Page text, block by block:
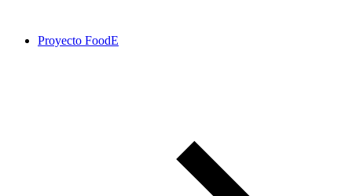
Proyecto FoodE